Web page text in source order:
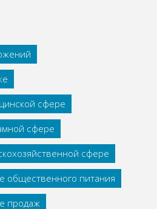
сфере
сфере
сфере
общественного питания
продаж